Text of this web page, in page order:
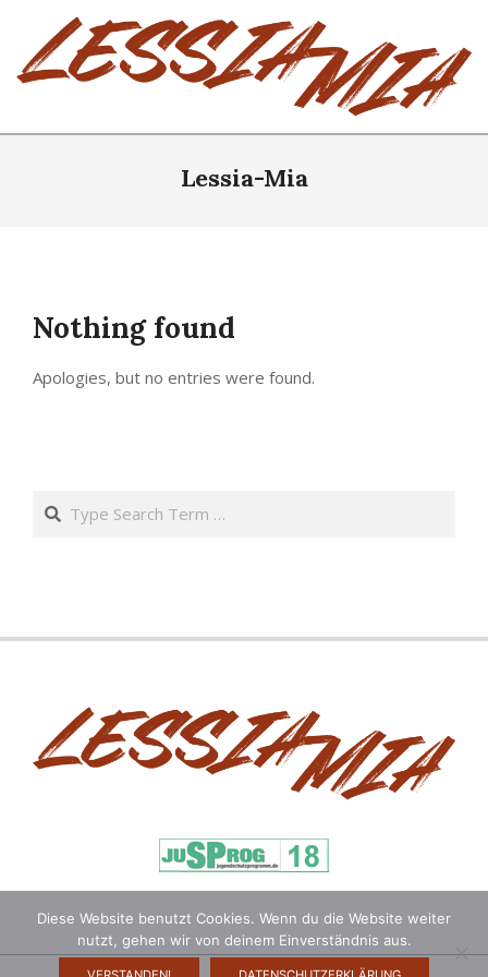
content
LESSIA-
Lessia-Mia
Nothing found
Apologies, but no entries were found.
Search
Diese Website benutzt Cookies. Wenn du die Website weiter
nutzt, gehen wir von deinem Einverständnis aus.